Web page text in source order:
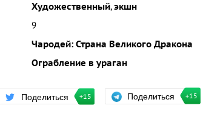
Художественный,экшн
9
Чародей: Страна Великого Дракона
Ограбление в ураган
Поделиться +15 Поделиться +15